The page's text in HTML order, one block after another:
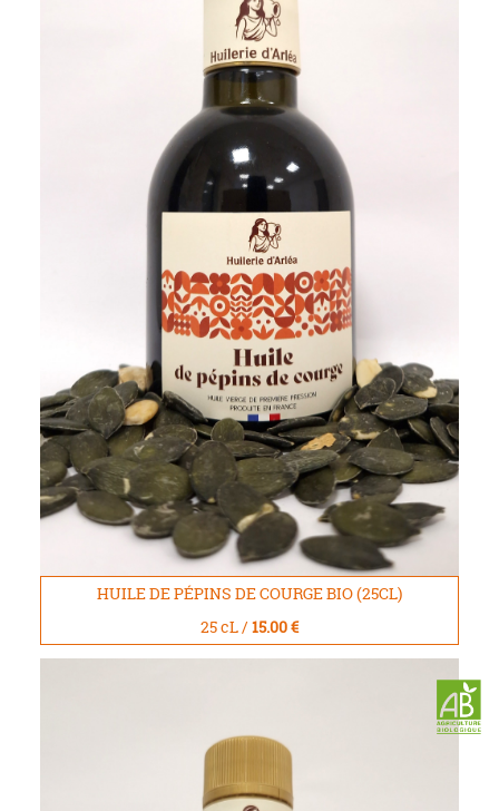
HUILE DE PÉPINS DE COURGE BIO (25CL)
25 cL /15.00 €